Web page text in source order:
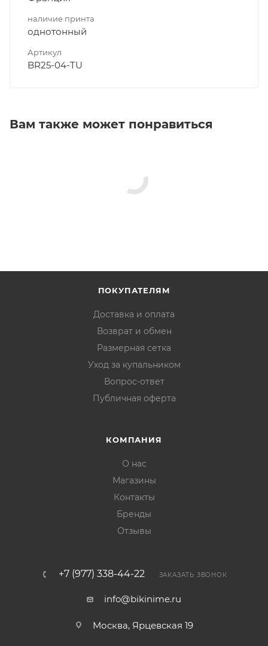
наличие принта
однотонный
Артикул
BR25-04-TU
Вам также может понравиться
ПОКУПАТЕЛЯМ
Доставка и оплата
Возврат и обмен
Размерная сетка
Уход за купальником
Вопрос-ответ
Публичная оферта
КОМПАНИЯ
О нас
Магазины
Контакты
Бренды
Отзывы
+7 (977) 338-44-22 ЗАКАЗАТЬ ЗВОНОК
info@bikinime.ru
Москва, Ярцевская 19